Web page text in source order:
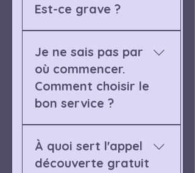
Est-ce grave ?
elle-même est souvent le
signe que vous êtes
exactement au bon
endroit. Il n'y a pas de
profil idéal, pas de niveau
minimum requis. Que vous
soyez en plein
épuisement, en
questionnement ou
Je ne sais pas par
où commencer.
Comment choisir le
bon service ?
hésitez, le plus simple est
de me contacter
À quoi sert l'appel
découverte gratuit